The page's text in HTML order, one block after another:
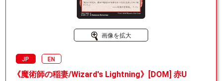
画像を拡大
JP EN
《魔術師の稲妻/Wizard's Lightning》[DOM] 赤U